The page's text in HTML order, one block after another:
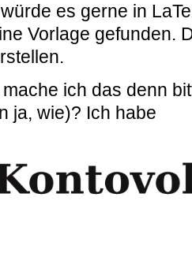
es gerne in
Vorlage gefunden.
ich das denn
ja, wie)? Ich habe